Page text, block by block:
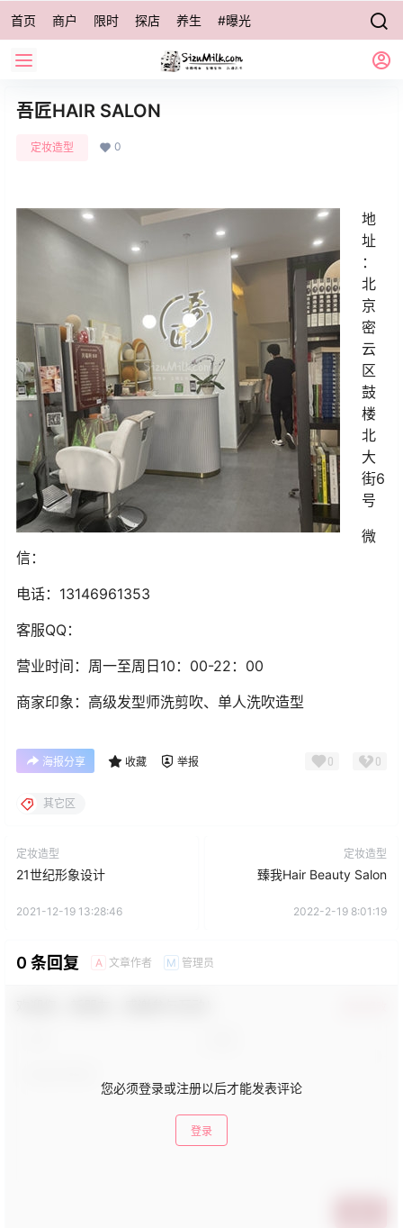
首页 商户 限时 探店 养生 #曝光
吾匠HAIR SALON
定妆造型 0
地
址
：
北
京
密
云
区
鼓
楼
北
大
街6
号
微
信：
电话：13146961353
客服QQ：
营业时间：周一至周日10：00-22：00
商家印象：高级发型师洗剪吹、单人洗吹造型
海报分享 收藏 举报 0 0
其它区
定妆造型
21世纪形象设计
2021-12-19 13:28:46
定妆造型
臻我Hair Beauty Salon
2022-2-19 8:01:19
0 条回复 A 文章作者 M 管理员
您必须登录或注册以后才能发表评论
登录